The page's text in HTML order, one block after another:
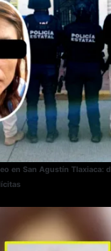
en San Agustín Tlaxiaca: